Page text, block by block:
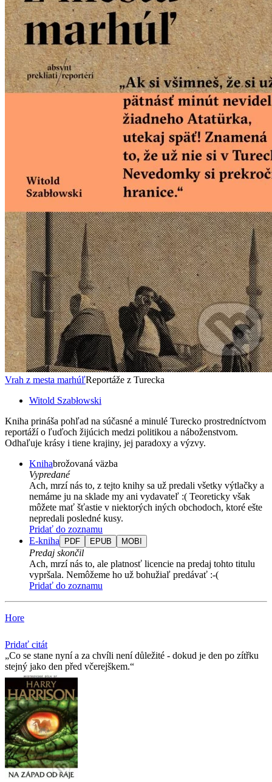
Vrah z mesta marhúľReportáže z Turecka
Witold Szabłowski
Kniha prináša pohľad na súčasné a minulé Turecko prostredníctvom
reportáží o ľuďoch žijúcich medzi politikou a náboženstvom.
Odhaľuje krásy i tiene krajiny, jej paradoxy a výzvy.
Knihabrožovaná väzba
Vypredané
Ach, mrzí nás to, z tejto knihy sa už predali všetky výtlačky a
nemáme ju na sklade my ani vydavateľ :( Teoreticky však
môžete mať šťastie v niektorých iných obchodoch, ktoré ešte
nepredali posledné kusy.
Pridať do zoznamu
E-kniha
PDF EPUB MOBI
Predaj skončil
Ach, mrzí nás to, ale platnosť licencie na predaj tohto titulu
vypršala. Nemôžeme ho už bohužiaľ predávať :-(
Pridať do zoznamu
Hore
Pridať citát
Co se stane nyní a za chvíli není důležité - dokud je den po zítřku
stejný jako den před včerejškem.